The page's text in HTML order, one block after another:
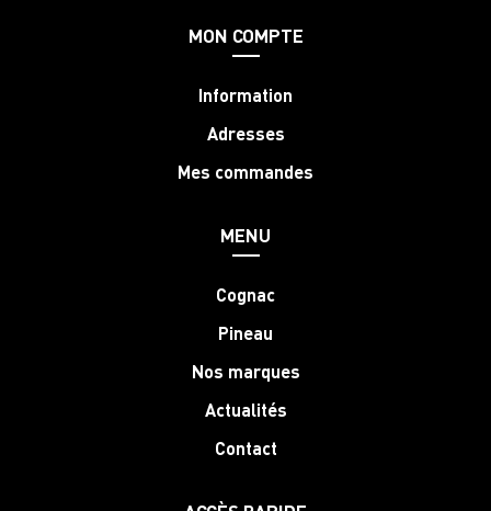
MON COMPTE
Information
Adresses
Mes commandes
MENU
Cognac
Pineau
Nos marques
Actualités
Contact